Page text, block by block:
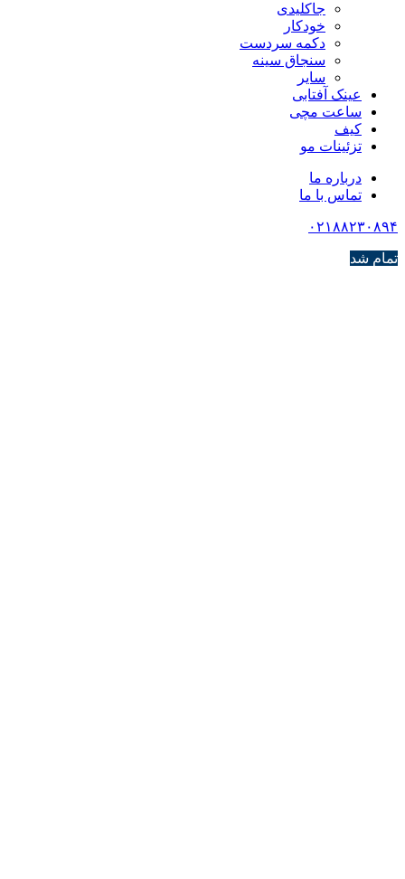
جاکلیدی
خودکار
دکمه سردست
سنجاق سینه
سایر
عینک آفتابی
ساعت مچی
کیف
تزئینات مو
درباره ما
تماس با ما
۰۲۱۸۸۲۳۰۸۹۴
تمام شد